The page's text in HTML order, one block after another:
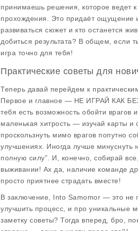
принимаешь решения, которое ведет
прохождения. Это придаёт ощущение
развиваться сюжет и кто останется
добиться результата? В общем, если
игра точно для тебя!
Практические советы для
Теперь давай перейдем к
Первое и главное — НЕ ИГРАЙ КАК
тебя есть возможность обойти
маленькая хитрость — изучай карты
проскользнуть мимо врагов попутно
улучшениях. Иногда лучше минуснуть
полную силу”. И, конечно, собирай
выживании! Ах да, наличие команде
просто приятнее страдать вместе!
В заключение, Into Samomor — это не
улучшить процесс, и про уникальные
заметку советы? Тогда вперед, бро,